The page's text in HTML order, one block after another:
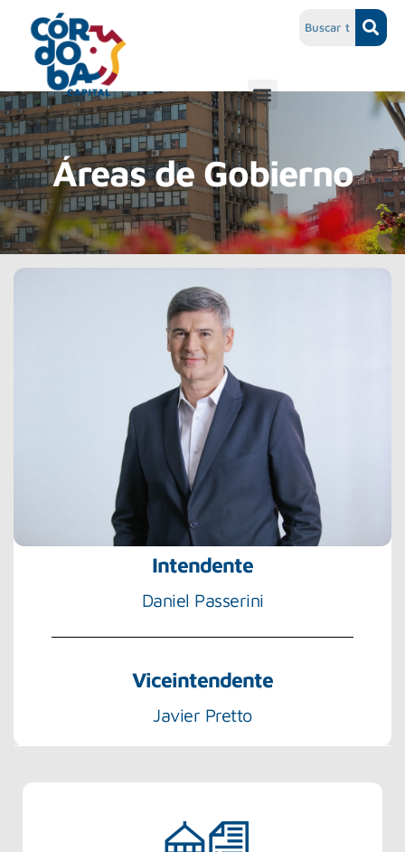
Áreas de Gobierno
Intendente
Daniel Passerini
Viceintendente
Javier Pretto